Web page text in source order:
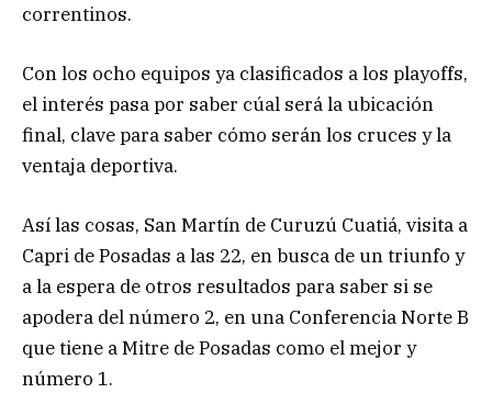
correntinos.
Con los ocho equipos ya clasificados a los playoffs,
el interés pasa por saber cúal será la ubicación
final, clave para saber cómo serán los cruces y la
ventaja deportiva.
Así las cosas, San Martín de Curuzú Cuatiá, visita a
Capri de Posadas a las 22, en busca de un triunfo y
a la espera de otros resultados para saber si se
apodera del número 2, en una Conferencia Norte B
que tiene a Mitre de Posadas como el mejor y
número 1.